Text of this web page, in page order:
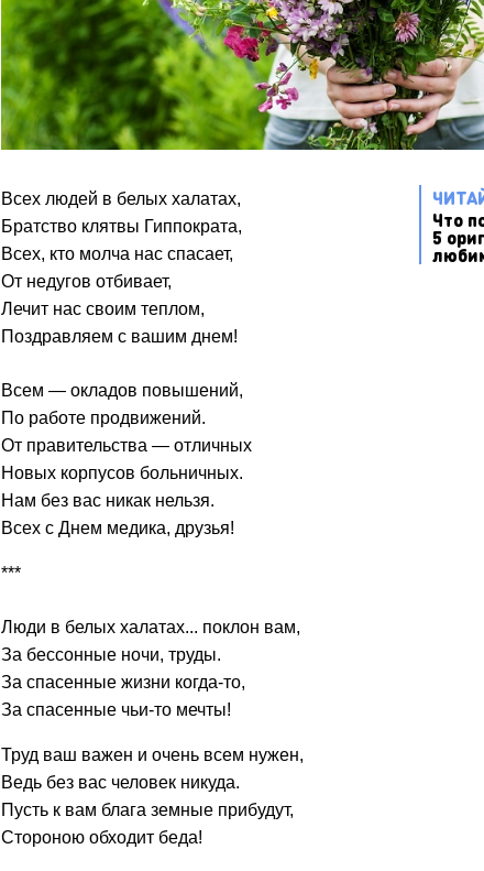
Что
5
Всех людей в белых халатах,
Братство клятвы Гиппократа,
Всех, кто молча нас спасает,
От недугов отбивает,
Лечит нас своим теплом,
Поздравляем с вашим днем!
Всем — окладов повышений,
По работе продвижений.
От правительства — отличных
Новых корпусов больничных.
Нам без вас никак нельзя.
Всех с Днем медика, друзья!
***
Люди в белых халатах... поклон вам,
За бессонные ночи, труды.
За спасенные жизни когда-то,
За спасенные чьи-то мечты!
Труд ваш важен и очень всем нужен,
Ведь без вас человек никуда.
Пусть к вам блага земные прибудут,
Стороною обходит беда!